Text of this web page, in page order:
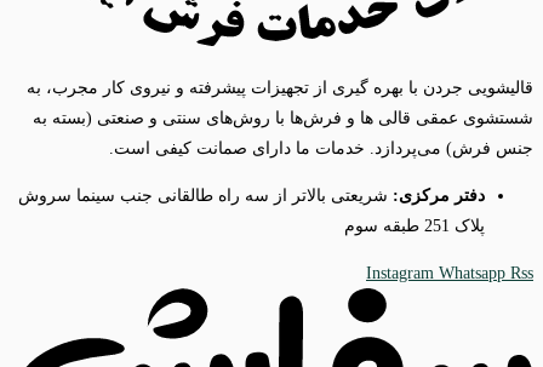
قالیشویی جردن با بهره گیری از تجهیزات پیشرفته و نیروی کار مجرب، به
شستشوی عمقی قالی ها و فرش‌ها با روش‌های سنتی و صنعتی (بسته به
جنس فرش) می‌پردازد. خدمات ما دارای صمانت کیفی است.
دفتر مرکزی: شریعتی بالاتر از سه راه طالقانی جنب سینما سروش
پلاک 251 طبقه سوم
Instagram Whatsapp Rss